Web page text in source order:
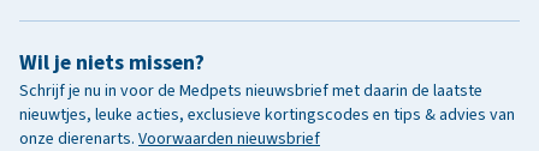
Wil je niets missen?
Schrijf je nu in voor de Medpets nieuwsbrief met daarin de laatste
nieuwtjes, leuke acties, exclusieve kortingscodes en tips & advies van
onze dierenarts. Voorwaarden nieuwsbrief